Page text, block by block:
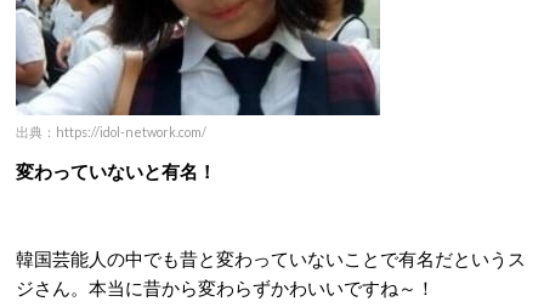
出典：https://idol-network.com/
変わっていないと有名！
韓国芸能人の中でも昔と変わっていないことで有名だというス
ジさん。本当に昔から変わらずかわいいですね～！